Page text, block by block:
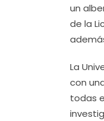
un
de la
La
con
todas